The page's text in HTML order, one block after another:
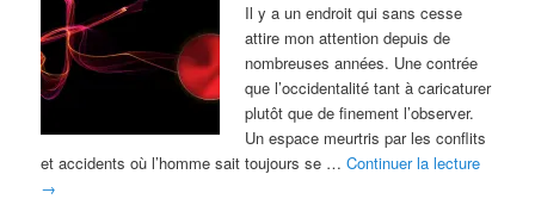
Il y a un endroit qui sans cesse
attire mon attention depuis de
nombreuses années. Une contrée
que l’occidentalité tant à caricaturer
plutôt que de finement l’observer.
Un espace meurtris par les conflits
et accidents où l’homme sait toujours se …Continuer la lecture
→